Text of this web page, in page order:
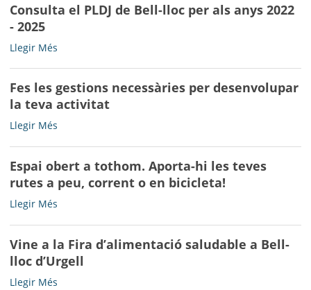
virtual
del
curs
2025-
2026
-
Consulta el PLDJ de Bell-lloc per als anys 2022
- 2025
Consulta
de
Bell-
lloc
per
als
anys
2022
2025
Llegir Més
Fes les gestions necessàries per desenvolupar
la teva activitat
Fes
necessàries
per
desenvolupar
teva
activitat
-
Llegir Més
Espai obert a tothom. Aporta-hi les teves
rutes a peu, corrent o en bicicleta!
Espai
tothom.
Aporta-
hi
Llegir Més
Vine a la Fira d’alimentació saludable a Bell-
lloc d’Urgell
Vine
Llegir Més